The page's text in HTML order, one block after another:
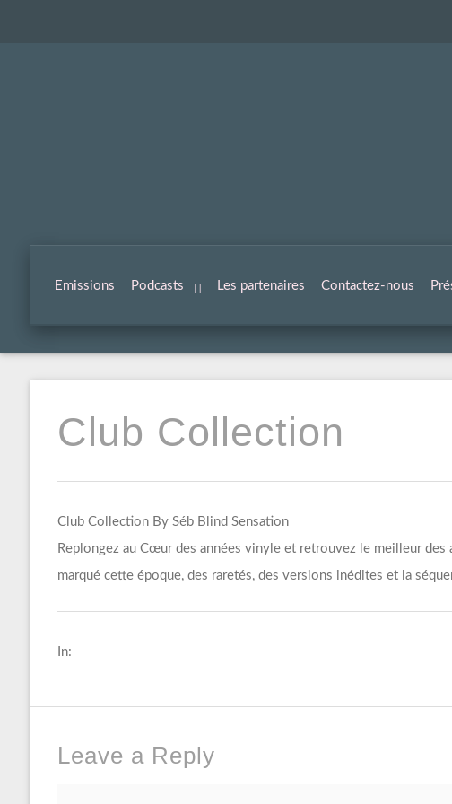
Emissions Podcasts Les partenaires Contactez-nous
Club Collection
Club Collection By Séb Blind Sensation
Replongez au Cœur des années vinyle et retrouvez le meilleur
marqué cette époque, des raretés, des versions inédites et la
In:
Leave a Reply